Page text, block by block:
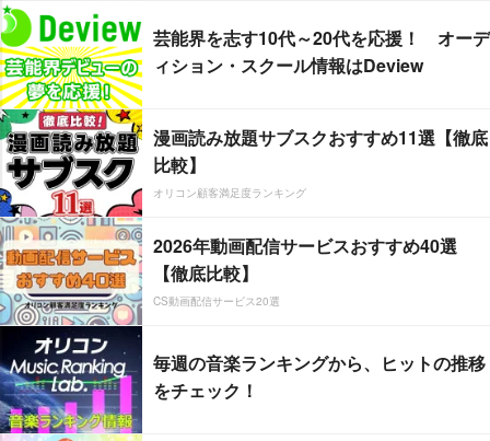
芸能界を志す10代～20代を応援！ オーデ
ィション・スクール情報はDeview
漫画読み放題サブスクおすすめ11選【徹底
比較】
オリコン顧客満足度ランキング
2026年動画配信サービスおすすめ40選
【徹底比較】
CS動画配信サービス20選
毎週の音楽ランキングから、ヒットの推移
をチェック！